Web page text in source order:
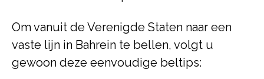
Om vanuit de Verenigde Staten naar een
vaste lijn in Bahrein te bellen, volgt u
gewoon deze eenvoudige beltips: